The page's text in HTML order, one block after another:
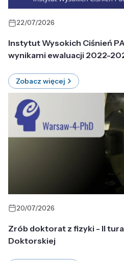
22/07/2026
Instytut Wysokich Ciśnień
wynikami ewaluacji 2022-
Zobacz więcej
20/07/2026
Zrób doktorat z fizyki - II
Doktorskiej